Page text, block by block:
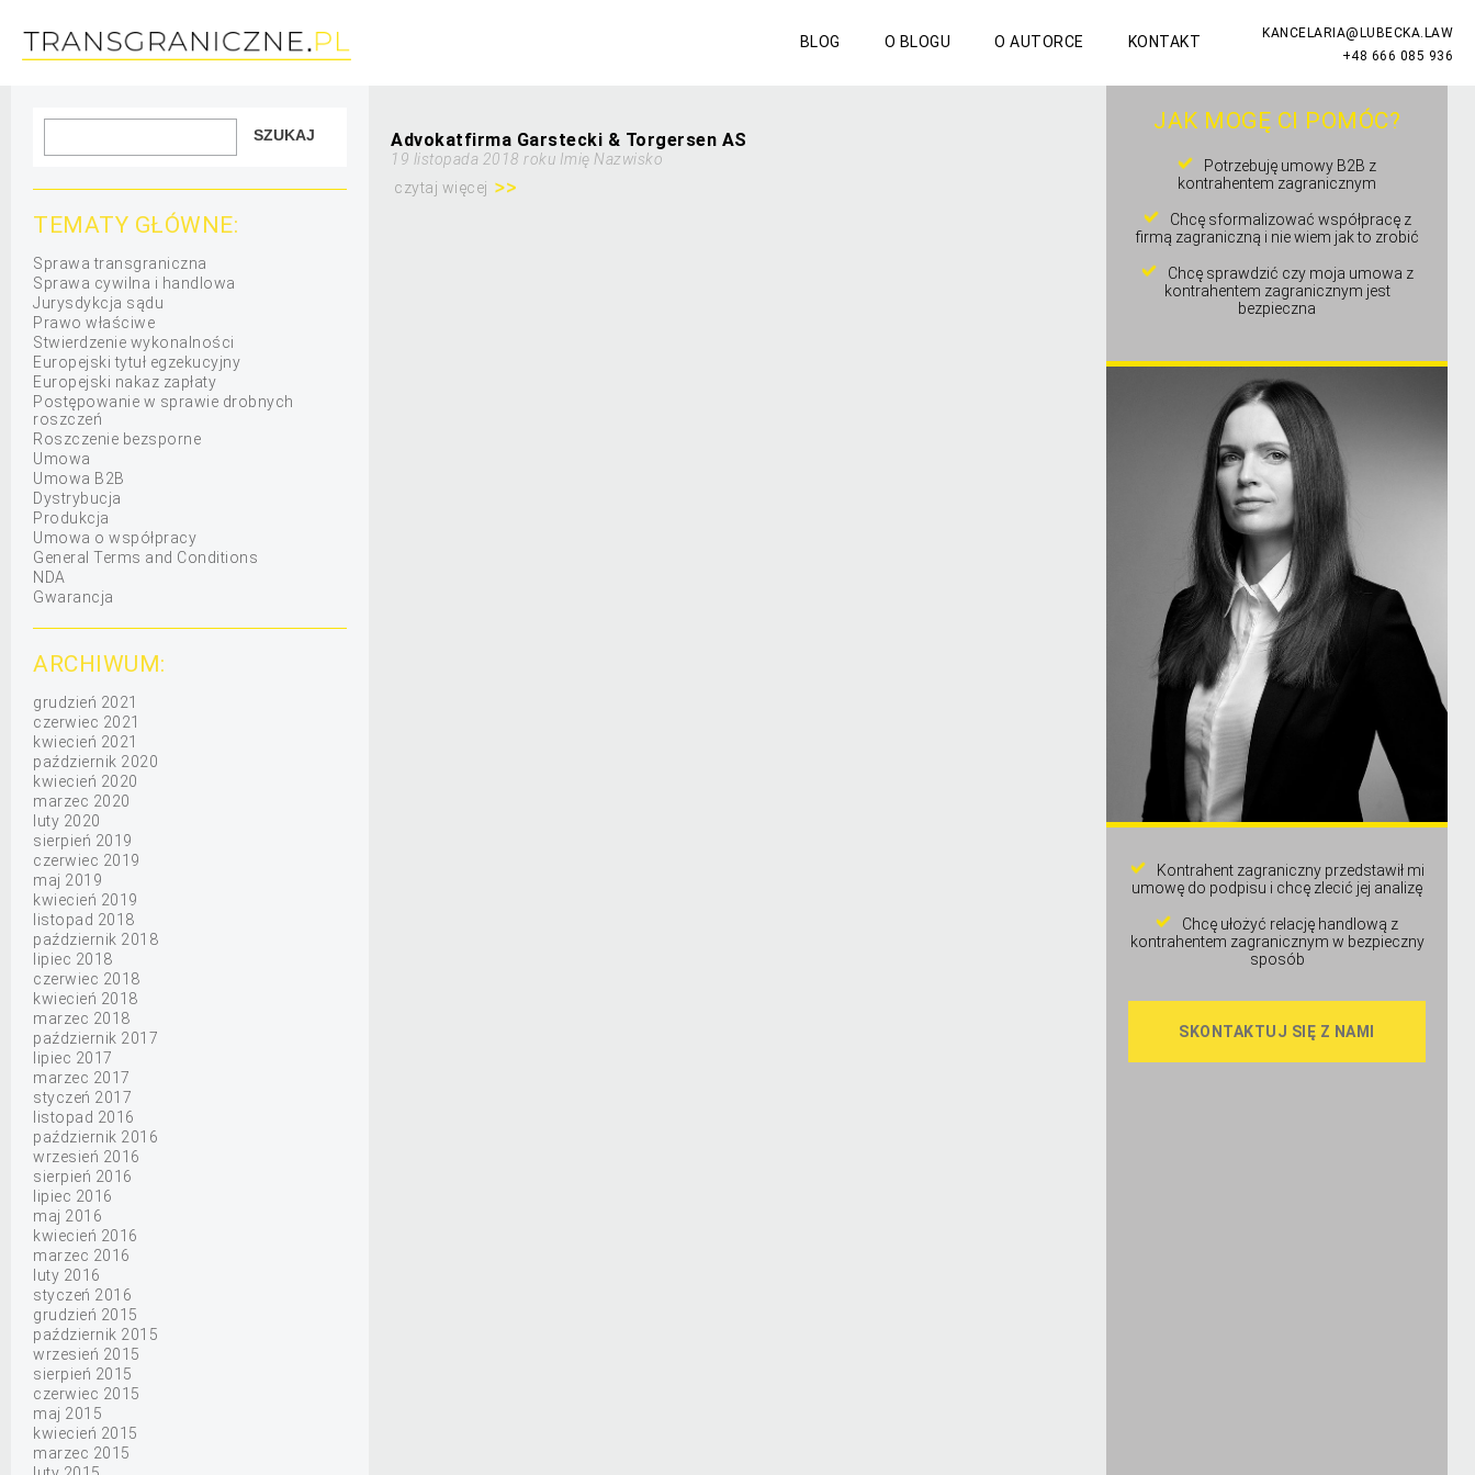
BLOG O BLOGU O AUTORCE KONTAKT
KANCELARIA@LUBECKA.LAW
+48 666 085 936
JAK MOGĘ CI POMÓC?
Potrzebuję umowy B2B z
kontrahentem zagranicznym
Chcę sformalizować współpracę z
firmą zagraniczną i nie wiem jak to zrobić
Chcę sprawdzić czy moja umowa z
kontrahentem zagranicznym jest
bezpieczna
Kontrahent zagraniczny przedstawił mi
umowę do podpisu i chcę zlecić jej analizę
Chcę ułożyć relację handlową z
kontrahentem zagranicznym w bezpieczny
sposób
SKONTAKTUJ SIĘ Z NAMI
Advokatfirma Garstecki & Torgersen AS
19 listopada 2018 roku Imię Nazwisko
czytaj więcej
TEMATY GŁÓWNE:
Sprawa transgraniczna
Sprawa cywilna i handlowa
Jurysdykcja sądu
Prawo właściwe
Stwierdzenie wykonalności
Europejski tytuł egzekucyjny
Europejski nakaz zapłaty
Postępowanie w sprawie drobnych
roszczeń
Roszczenie bezsporne
Umowa
Umowa B2B
Dystrybucja
Produkcja
Umowa o współpracy
General Terms and Conditions
NDA
Gwarancja
ARCHIWUM:
grudzień 2021
czerwiec 2021
kwiecień 2021
październik 2020
kwiecień 2020
marzec 2020
luty 2020
sierpień 2019
czerwiec 2019
maj 2019
kwiecień 2019
listopad 2018
październik 2018
lipiec 2018
czerwiec 2018
kwiecień 2018
marzec 2018
październik 2017
lipiec 2017
marzec 2017
styczeń 2017
listopad 2016
październik 2016
wrzesień 2016
sierpień 2016
lipiec 2016
maj 2016
kwiecień 2016
marzec 2016
luty 2016
styczeń 2016
grudzień 2015
październik 2015
wrzesień 2015
sierpień 2015
czerwiec 2015
maj 2015
kwiecień 2015
marzec 2015